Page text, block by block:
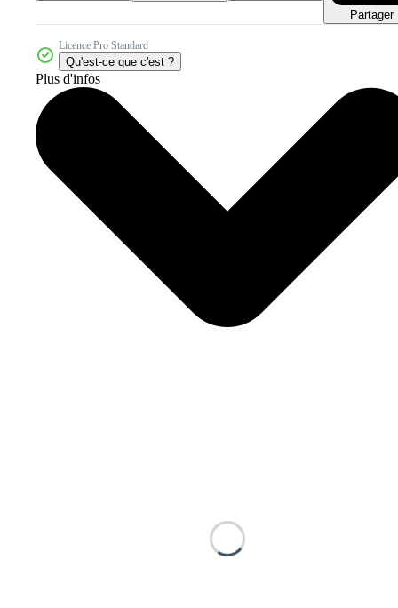
Partager
Licence Pro Standard
Qu'est-ce que c'est ?
Plus d'infos